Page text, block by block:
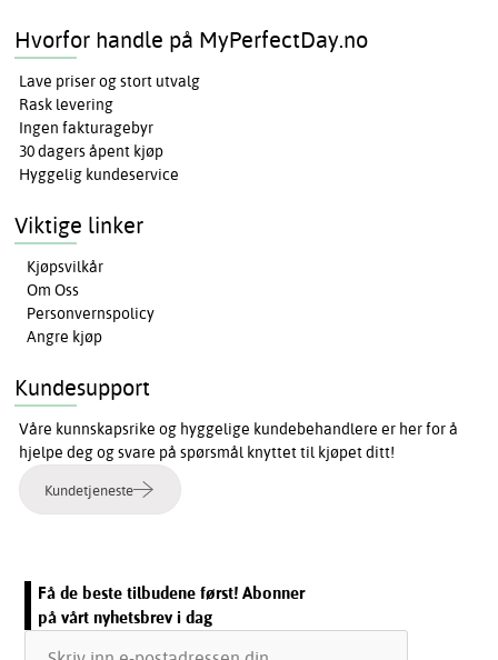
Hvorfor handle på MyPerfectDay.no
Lave priser og stort utvalg
Rask levering
Ingen fakturagebyr
30 dagers åpent kjøp
Hyggelig kundeservice
Viktige linker
Kjøpsvilkår
Om Oss
Personvernspolicy
Angre kjøp
Kundesupport
Våre kunnskapsrike og hyggelige kundebehandlere er her for å
hjelpe deg og svare på spørsmål knyttet til kjøpet ditt!
Kundetjeneste
Få de beste tilbudene først! Abonner
på vårt nyhetsbrev i dag